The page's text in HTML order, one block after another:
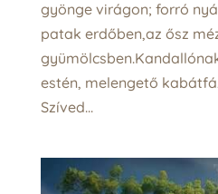
gyönge virágon; forró
patak erdőben,az ősz
estén, melengető
Szíved...